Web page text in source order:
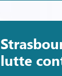
lutte